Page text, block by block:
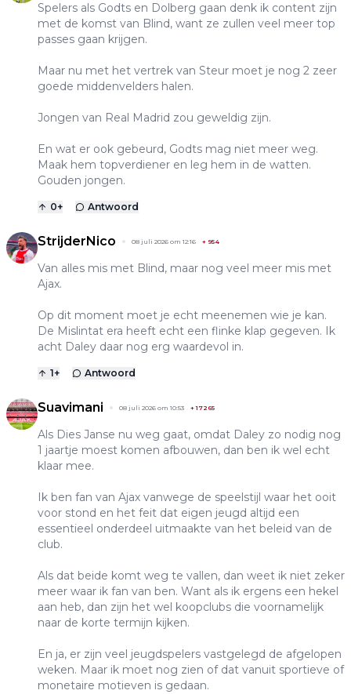
Spelers als Godts en Dolberg gaan denk ik content zijn
met de komst van Blind, want ze zullen veel meer top
passes gaan krijgen.
Maar nu met het vertrek van Steur moet je nog 2 zeer
goede middenvelders halen.
Jongen van Real Madrid zou geweldig zijn.
En wat er ook gebeurd, Godts mag niet meer weg.
Maak hem topverdiener en leg hem in de watten.
Gouden jongen.
0+ Antwoord
StrijderNico 08 juli 2026 om 12:16 + 954
Van alles mis met Blind, maar nog veel meer mis met
Ajax.
Op dit moment moet je echt meenemen wie je kan.
De Mislintat era heeft echt een flinke klap gegeven. Ik
acht Daley daar nog erg waardevol in.
1+ Antwoord
Suavimani 08 juli 2026 om 10:53 +17265
Als Dies Janse nu weg gaat, omdat Daley zo nodig nog
1 jaartje moest komen afbouwen, dan ben ik wel echt
klaar mee.
Ik ben fan van Ajax vanwege de speelstijl waar het ooit
voor stond en het feit dat eigen jeugd altijd een
essentieel onderdeel uitmaakte van het beleid van de
club.
Als dat beide komt weg te vallen, dan weet ik niet zeker
meer waar ik fan van ben. Want als ik ergens een hekel
aan heb, dan zijn het wel koopclubs die voornamelijk
naar de korte termijn kijken.
En ja, er zijn veel jeugdspelers vastgelegd de afgelopen
weken. Maar ik moet nog zien of dat vanuit sportieve of
monetaire motieven is gedaan.